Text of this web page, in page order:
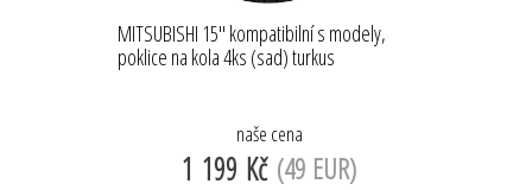
MITSUBISHI 15'' kompatibilní s modely,
poklice na kola 4ks (sad) turkus
naše cena
1 199 Kč (49 EUR)